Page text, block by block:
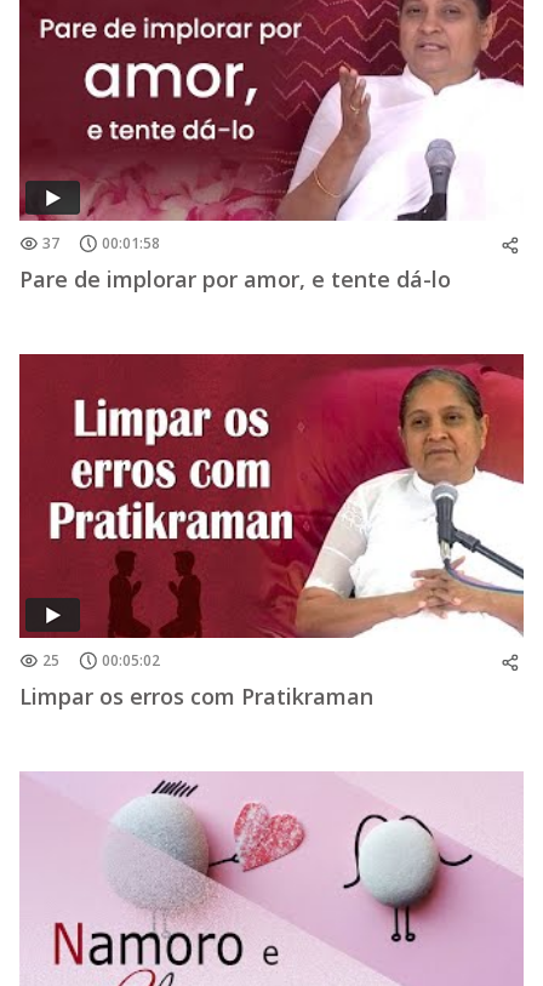
37 00:01:58
Pare de implorar por amor, e tente dá-lo
25 00:05:02
Limpar os erros com Pratikraman